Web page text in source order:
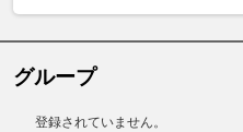
グループ
登録されていません。